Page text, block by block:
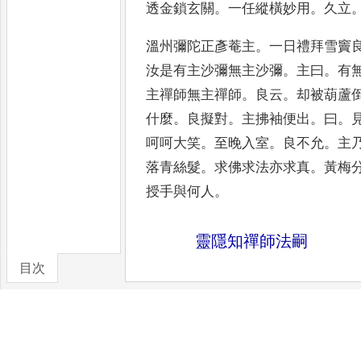
目次
透金鎖玄關。一任縱橫妙用 。 久立
溫州彌陀正彥菴主。一日禮拜雪竇
汝是有主沙彌無主沙彌。 主曰 。有
主禪師無主禪師。 良云。却被葫蘆
什麼。 良擬對。 主拂袖便出。 曰 。
呵呵大笑。 至晚入室。 良不允。 主
落青絲髮。求佛求法亦求真。黃梅
授手與何人 。
靈隱知禪師法嗣